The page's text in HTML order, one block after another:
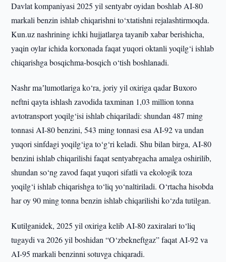
Davlat kompaniyasi 2025 yil sentyabr oyidan boshlab AI-80
markali benzin ishlab chiqarishni to‘xtatishni rejalashtirmoqda.
Kun.uz nashrining ichki hujjatlarga tayanib xabar berishicha,
yaqin oylar ichida korxonada faqat yuqori oktanli yoqilg‘i ishlab
chiqarishga bosqichma-bosqich o‘tish boshlanadi.
Nashr maʼlumotlariga ko‘ra, joriy yil oxiriga qadar Buxoro
neftni qayta ishlash zavodida taxminan 1,03 million tonna
avtotransport yoqilg‘isi ishlab chiqariladi: shundan 487 ming
tonnasi AI-80 benzini, 543 ming tonnasi esa AI-92 va undan
yuqori sinfdagi yoqilg‘iga to‘g‘ri keladi. Shu bilan birga, AI-80
benzini ishlab chiqarilishi faqat sentyabrgacha amalga oshirilib,
shundan so‘ng zavod faqat yuqori sifatli va ekologik toza
yoqilg‘i ishlab chiqarishga to‘liq yo‘naltiriladi. O‘rtacha hisobda
har oy 90 ming tonna benzin ishlab chiqarilishi ko‘zda tutilgan.
Kutilganidek, 2025 yil oxiriga kelib AI-80 zaxiralari to‘liq
tugaydi va 2026 yil boshidan “O‘zbekneftgaz” faqat AI-92 va
AI-95 markali benzinni sotuvga chiqaradi.